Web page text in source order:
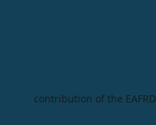
contribution of the EAFRD